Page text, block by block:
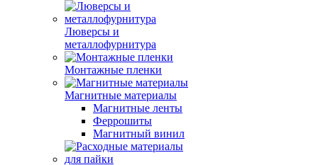
Люверсы и
металлофурнитура
Монтажные пленки
Магнитные материалы
Магнитные ленты
Феррошиты
Магнитный винил